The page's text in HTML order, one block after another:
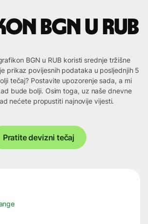
BGN u RUB
BGN u RUB koristi srednje tržišne
prikaz povijesnih podataka u posljednjih 5
tečaj? Postavite upozorenje sada, a mi
bude bolji. Osim toga, uz naše dnevne
nećete propustiti najnovije vijesti.
Pratite devizni tečaj